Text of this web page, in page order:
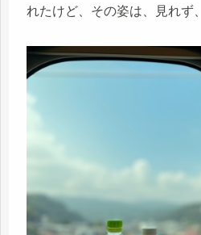
れたけど、その姿は、見れず、